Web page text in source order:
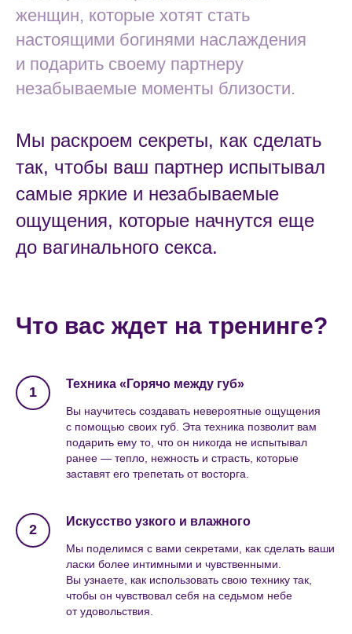
женщин, которые хотят стать
настоящими богинями наслаждения
и подарить своему партнеру
незабываемые моменты близости.
Мы раскроем секреты, как сделать
так, чтобы ваш партнер испытывал
самые яркие и незабываемые
ощущения, которые начнутся еще
до вагинального секса.
Что вас ждет на тренинге?
Техника «Горячо между губ»
Вы научитесь создавать невероятные ощущения
с помощью своих губ. Эта техника позволит вам
подарить ему то, что он никогда не испытывал
ранее — тепло, нежность и страсть, которые
заставят его трепетать от восторга.
Искусство узкого и влажного
Мы поделимся с вами секретами, как сделать ваши
ласки более интимными и чувственными.
Вы узнаете, как использовать свою технику так,
чтобы он чувствовал себя на седьмом небе
от удовольствия.